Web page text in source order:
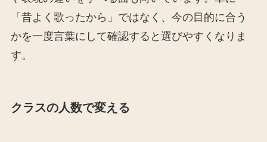
「昔よく歌ったから」ではなく、今の目的に合う
かを一度言葉にして確認すると選びやすくなりま
す。
クラスの人数で変える